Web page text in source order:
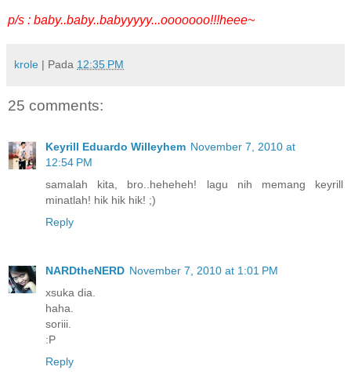
p/s : baby..baby..babyyyyy...ooooooo!!!heee~
krole | Pada 12:35 PM
25 comments:
Keyrill Eduardo Willeyhem November 7, 2010 at
12:54 PM
samalah kita, bro..heheheh! lagu nih memang keyrill
minatlah! hik hik hik! ;)
Reply
NARDtheNERD November 7, 2010 at 1:01 PM
xsuka dia.
haha.
soriii.
:P
Reply